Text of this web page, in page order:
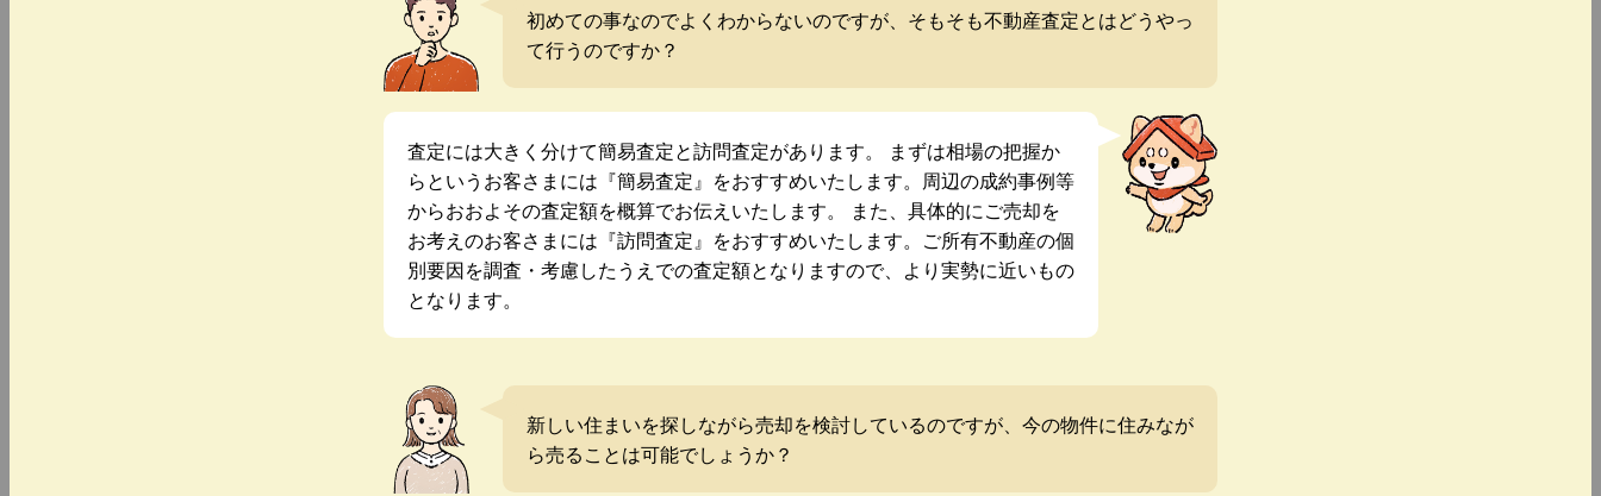
初めての事なのでよくわからないのですが、そもそも不動産査定とはどうやっ
て行うのですか？
査定には大きく分けて簡易査定と訪問査定があります。 まずは相場の把握か
らというお客さまには『簡易査定』をおすすめいたします。周辺の成約事例等
からおおよその査定額を概算でお伝えいたします。 また、具体的にご売却を
お考えのお客さまには『訪問査定』をおすすめいたします。ご所有不動産の個
別要因を調査・考慮したうえでの査定額となりますので、より実勢に近いもの
となります。
新しい住まいを探しながら売却を検討しているのですが、今の物件に住みなが
ら売ることは可能でしょうか？